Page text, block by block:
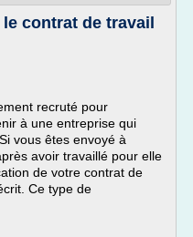
contrat de travail
recruté pour
à une entreprise qui
vous êtes envoyé à
avoir travaillé pour elle
de votre contrat de
Ce type de